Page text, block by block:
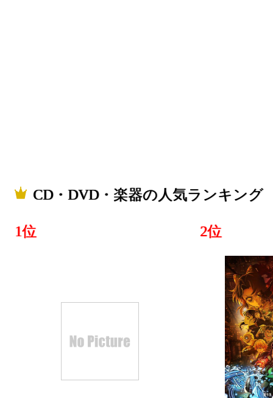
CD・DVD・楽器の人気ランキング
1位 2位